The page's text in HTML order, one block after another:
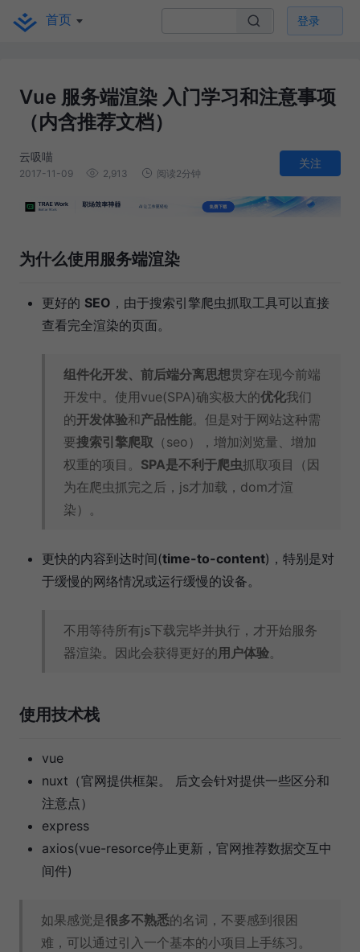
首页 登录
Vue 服务端渲染 入门学习和注意事项
（内含推荐文档）
云吸喵
2017-11-09 2,913 阅读2分钟
关注
为什么使用服务端渲染
更好的 SEO ，由于搜索引擎爬虫抓取工具可以直接
查看完全渲染的页面。
组件化开发、前后端分离思想贯穿在现今前端
开发中。使用vue(SPA)确实极大的优化我们
的开发体验和产品性能。但是对于网站这种需
要搜索引擎爬取 （seo），增加浏览量、增加
权重的项目。 SPA是不利于爬虫抓取项目（因
为在爬虫抓完之后，js才加载，dom才渲
染）。
更快的内容到达时间(time-to-content)，特别是对
于缓慢的网络情况或运行缓慢的设备。
不用等待所有js下载完毕并执行，才开始服务
器渲染。因此会获得更好的用户体验。
使用技术栈
vue
nuxt（官网提供框架。 后文会针对提供一些区分和
注意点）
express
axios(vue-resorce停止更新，官网推荐数据交互中
间件)
如果感觉是很多不熟悉的名词，不要感到很困
难，可以通过引入一个基本的小项目上手练习。